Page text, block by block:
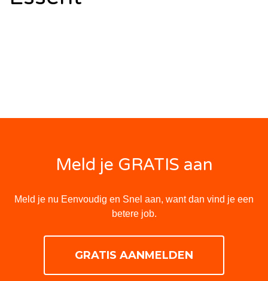
Meld je GRATIS aan
Meld je nu Eenvoudig en Snel aan, want dan vind je een
betere job.
GRATIS AANMELDEN